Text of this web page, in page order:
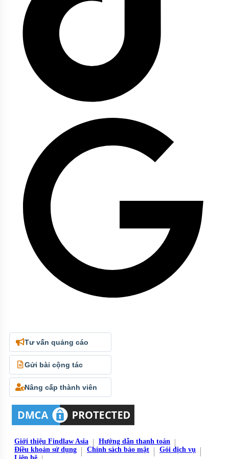
Tư vấn quảng cáo
Gửi bài cộng tác
Nâng cấp thành viên
Giới thiệu Findlaw Asia
Hướng dẫn thanh toán
Điều khoản sử dụng
Chính sách bảo mật
Gói dịch vụ